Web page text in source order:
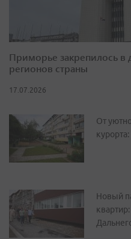
Приморье закрепилось в
регионов страны
17.07.2026
От
Новый